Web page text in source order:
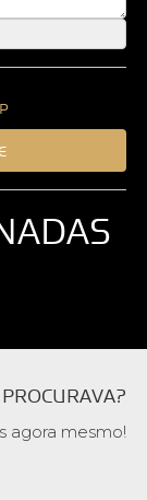
agora mesmo!